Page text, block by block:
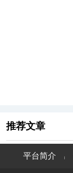
推荐文章
平台简介 |